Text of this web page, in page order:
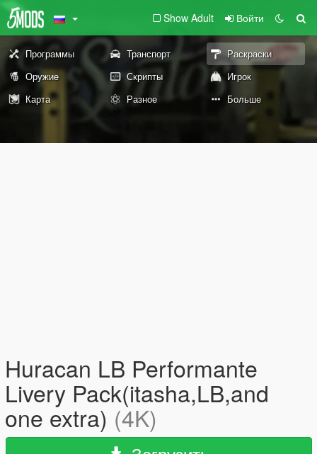
Show Adult Войти
Программы Транспорт
Раскраски
Оружие
Скрипты
Игрок
Карта
Разное Больше
Huracan LB Performante
Livery Pack(itasha,LB,and
one extra) (4K)